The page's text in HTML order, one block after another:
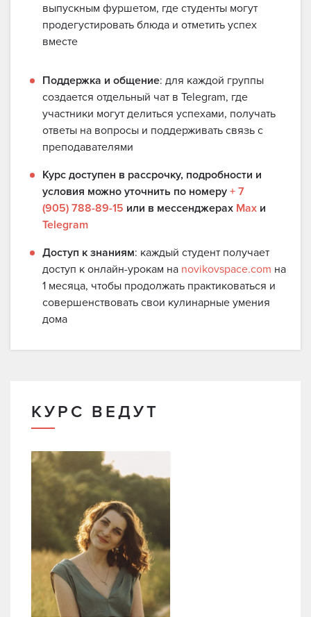
выпускным фуршетом, где студенты могут
продегустировать блюда и отметить успех
вместе
Поддержка и общение: для каждой группы
создается отдельный чат в Telegram, где
участники могут делиться успехами, получать
ответы на вопросы и поддерживать связь с
преподавателями
Курс доступен в рассрочку, подробности и
условия можно уточнить по номеру + 7
(905) 788-89-15 или в мессенджерах Max и
Telegram
Доступ к знаниям: каждый студент получает
доступ к онлайн-урокам на novikovspace.com на
1 месяца, чтобы продолжать практиковаться и
совершенствовать свои кулинарные умения
дома
КУРС ВЕДУТ